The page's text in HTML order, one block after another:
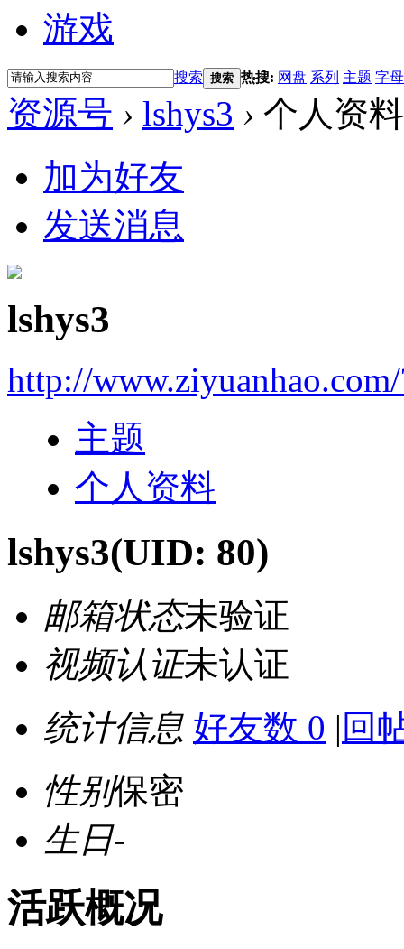
游戏
搜索 搜索 热搜: 网盘 系列 主题 字
资源号 › lshys3 › 个人资料
加为好友
发送消息
lshys3
http://
主题
个人资料
lshys3(UID: 80)
邮箱状态未验证
视频认证未认证
统计信息 好友数 0 | 回
性别保密
生日-
活跃概况